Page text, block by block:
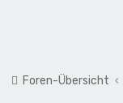
Foren-Übersicht